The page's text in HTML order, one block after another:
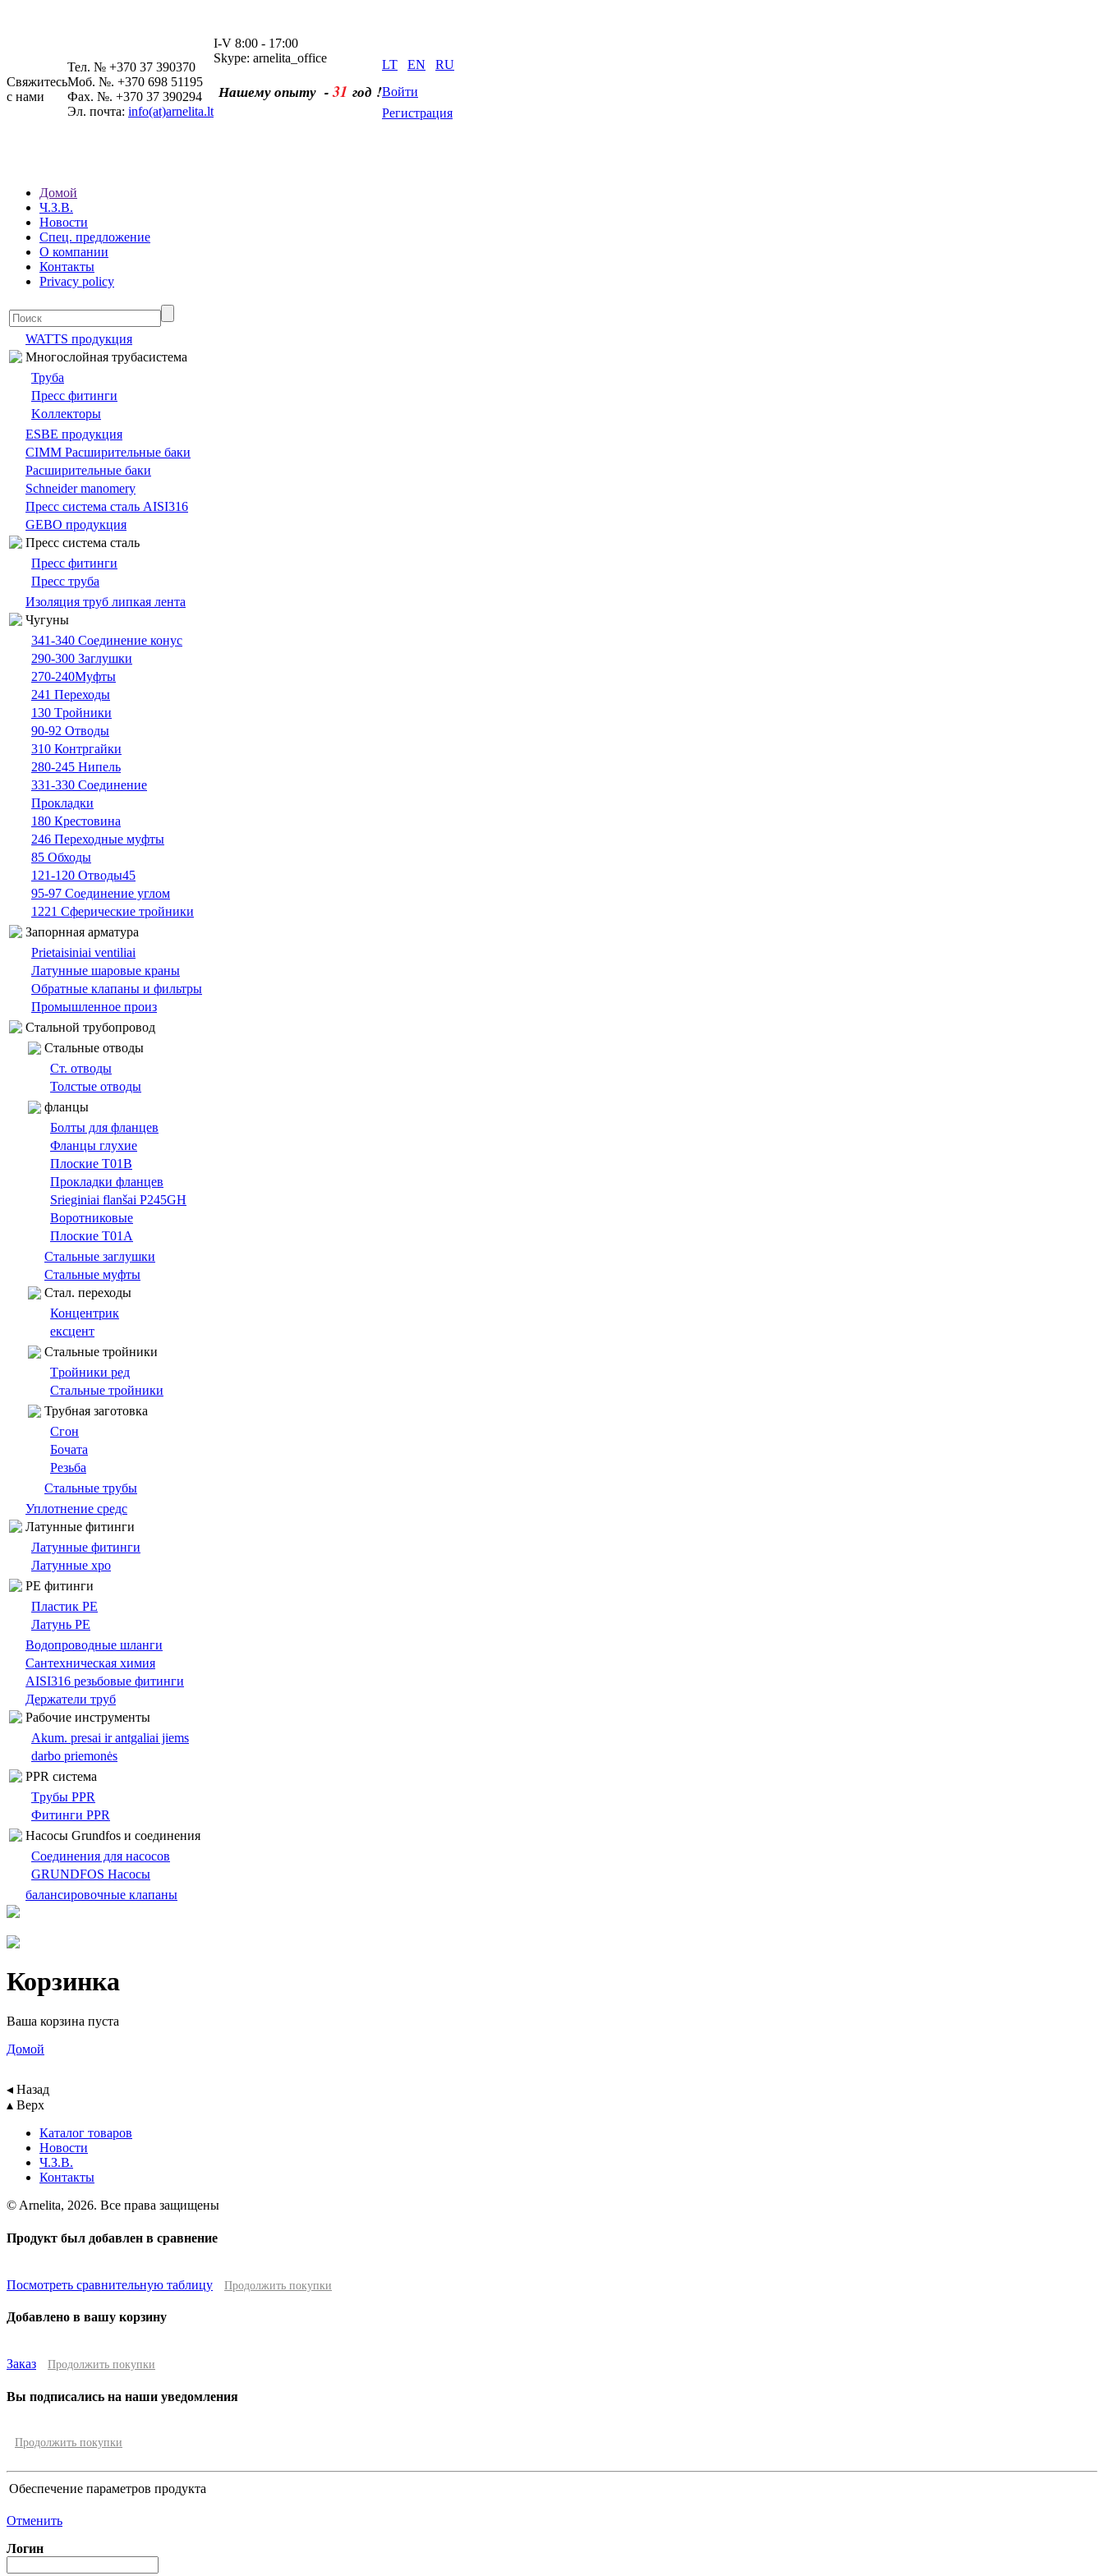
Свяжитесь
с нами
Тел. № +370 37 390370
Моб. №. +370 698 51195
Фах. №. +370 37 390294
Эл. почта: info(at)arnelita.lt
I-V 8:00 - 17:00
Skype: arnelita_office
Нашему опыту -31 год !
LT EN
RU
Войти
Регистрация
Домой
Ч.З.В.
Новости
Спец. предложение
О компании
Контакты
Privacy policy
WATTS продукция
Многослойная трубасистема
Труба
Пресс фитинги
Kоллекторы
ESBE продукция
CIMM Расширительные баки
Расширительные баки
Schneider manomery
Пресс система сталь AISI316
GEBO продукция
Пресс система сталь
Пресс фитинги
Пресс труба
Изоляция труб липкая лента
Чугуны
341-340 Cоединение конус
290-300 Заглушки
270-240Муфты
241 Переходы
130 Tройники
90-92 Отводы
310 Контргайки
280-245 Нипель
331-330 Cоединение
Прокладки
180 Крестовина
246 Переходные муфты
85 Oбходы
121-120 Отводы45
95-97 Cоединение углом
1221 Сферические тройники
Запорнная арматура
Prietaisiniai ventiliai
Латунные шаровые краны
Обратные клапаны и фильтры
Промышленное произ
Cтальной трубопровод
Cтальные oтводы
Ст. отводы
Толстые oтводы
фланцы
Болты для фланцев
Фланцы глухие
Плоские T01B
Прокладки фланцев
Srieginiai flanšai P245GH
Bоротниковыe
Плоские T01A
Cтальные заглушки
Стальные муфты
Cтал. переходы
Концентрик
ексцент
Стальные тройники
Tройники ред
Стальные тройники
Трубная заготовка
Сгон
Бочата
Резьбa
Стальные трубы
Уплотнение средс
Латунные фитинги
Латунные фитинги
Латунные хро
PE фитинги
Пластик PE
Латунь PE
Bодопроводныe шланги
Сантехническая химия
AISI316 резьбовые фитинги
Держатели труб
Pабочие инструменты
Akum. presai ir antgaliai jiems
darbo priemonės
PPR система
Tрубы PPR
Фитинги PPR
Насосы Grundfos и соединения
Cоединения для насосов
GRUNDFOS Насосы
балансировочныe клапаны
Корзинка
Ваша корзина пуста
Домой
◂ Назад
▴ Верх
Каталог товаров
Новости
Ч.З.В.
Контакты
© Arnelita, 2026. Все права защищены
Продукт был добавлен в сравнение
Посмотреть сравнительную таблицу Продолжить покупки
Добавлено в вашу корзину
Заказ Продолжить покупки
Вы подписались на наши уведомления
Продолжить покупки
Обеспечение параметров продукта
Отменить
Логин